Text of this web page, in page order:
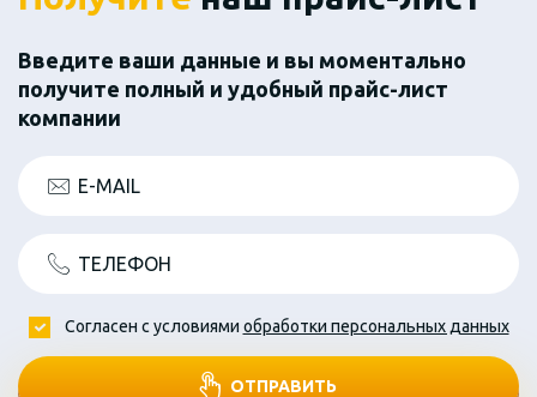
Введите ваши данные и вы моментально
получите полный и удобный прайс-лист
компании
E-MAIL
ТЕЛЕФОН
ОТПРАВИТЬ
Согласен с условиями обработки персональных данных